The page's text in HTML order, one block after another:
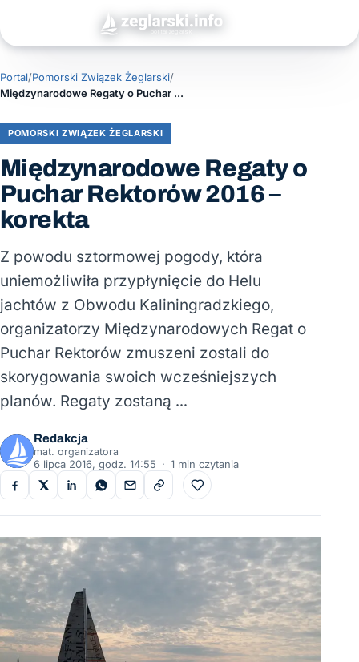
Portal/Pomorski Związek Żeglarski/
Międzynarodowe Regaty o Puchar Rektorów 2016 – korekta
POMORSKI ZWIĄZEK ŻEGLARSKI
Międzynarodowe Regaty o
Puchar Rektorów 2016 –
korekta
Z powodu sztormowej pogody, która
uniemożliwiła przypłynięcie do Helu
jachtów z Obwodu Kaliningradzkiego,
organizatorzy Międzynarodowych Regat o
Puchar Rektorów zmuszeni zostali do
skorygowania swoich wcześniejszych
planów. Regaty zostaną …
Redakcja
mat. organizatora
6 lipca 2016, godz. 14:55 · 1 min czytania
Do ulubionych